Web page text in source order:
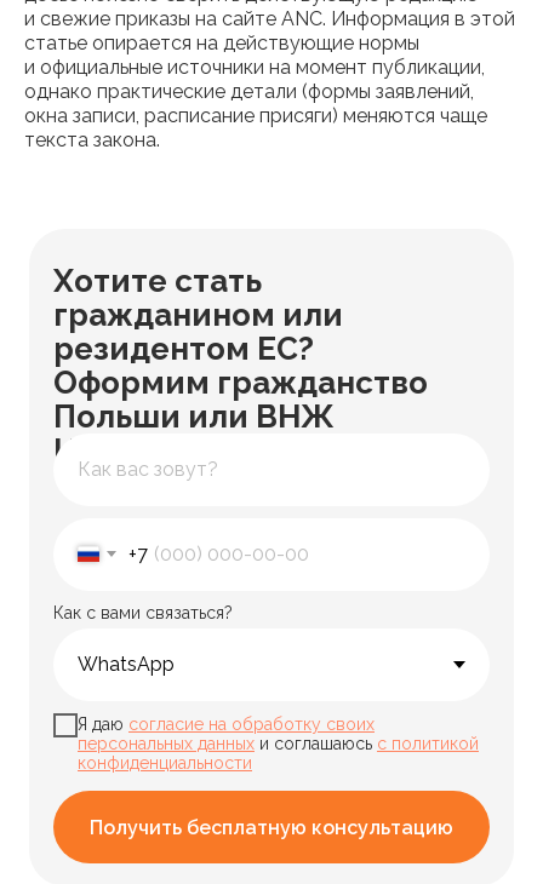
и свежие приказы на сайте ANC. Информация в этой
статье опирается на действующие нормы
и официальные источники на момент публикации,
однако практические детали (формы заявлений,
окна записи, расписание присяги) меняются чаще
текста закона.
Хотите стать
гражданином или
резидентом ЕС?
Оформим гражданство
Польши или ВНЖ
Испании
+7
Как с вами связаться?
Я даю согласие на обработку своих
персональных данных и соглашаюсь с политикой
конфиденциальности
Получить бесплатную консультацию